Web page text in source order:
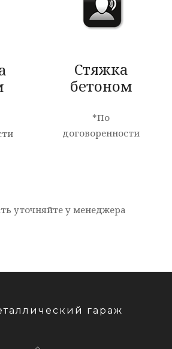
Стяжка
бетоном
*По
договоренности
уточняйте у менеджера
гараж